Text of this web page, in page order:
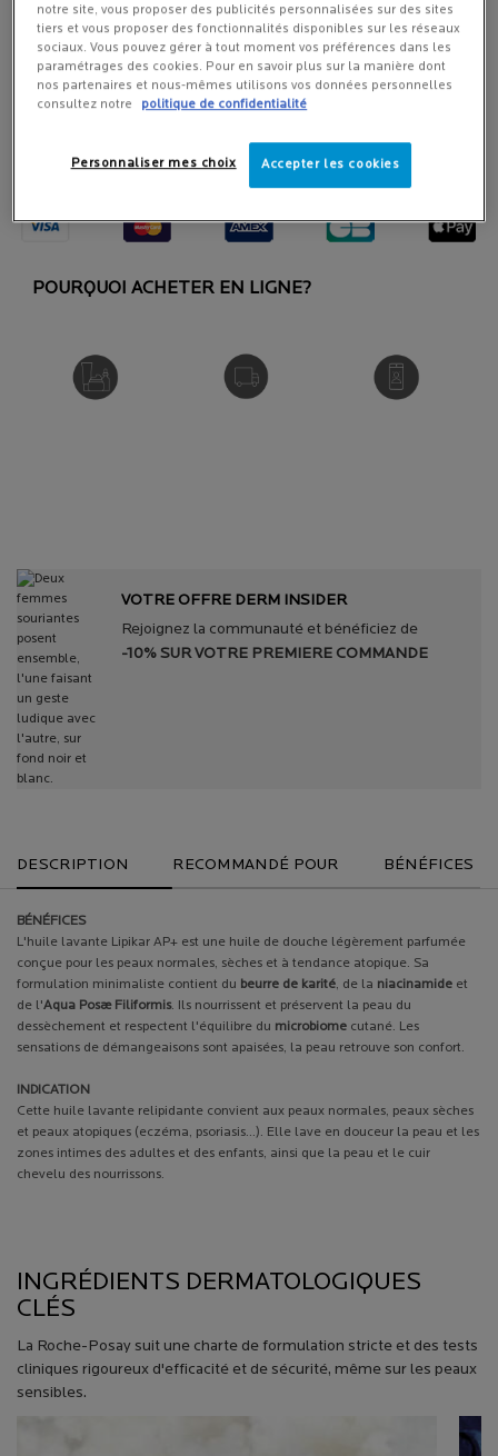
avec le code :ROUTINELIPIKAR
−
Quantité
+ LOADING ...
MODE DE PAIEMENT 100% SÉCURISÉ
POURQUOI ACHETER EN LIGNE?
VOTRE OFFRE DERM INSIDER
Rejoignez la communauté et bénéficiez de
-10% SUR VOTRE PREMIERE COMMANDE
DESCRIPTION RECOMMANDÉ POUR BÉNÉFICES
BÉNÉFICES
L'huile lavante Lipikar AP+ est une huile de douche légèrement parfumée
conçue pour les peaux normales, sèches et à tendance atopique. Sa
formulation minimaliste contient du beurre de karité, de la niacinamide et
de l'Aqua Posæ Filiformis. Ils nourrissent et préservent la peau du
dessèchement et respectent l'équilibre du microbiome cutané. Les
sensations de démangeaisons sont apaisées, la peau retrouve son confort.
INDICATION
Cette huile lavante relipidante convient aux peaux normales, peaux sèches
et peaux atopiques (eczéma, psoriasis...). Elle lave en douceur la peau et les
zones intimes des adultes et des enfants, ainsi que la peau et le cuir
chevelu des nourrissons.
PDP Product description section
INGRÉDIENTS DERMATOLOGIQUES CLÉS
INGRÉDIENTS DERMATOLOGIQUES
CLÉS
La Roche-Posay suit une charte de formulation stricte et des tests
cliniques rigoureux d'efficacité et de sécurité, même sur les peaux
sensibles.
notre site, vous proposer des publicités personnalisées sur des sites
tiers et vous proposer des fonctionnalités disponibles sur les réseaux
sociaux. Vous pouvez gérer à tout moment vos préférences dans les
paramétrages des cookies. Pour en savoir plus sur la manière dont
nos partenaires et nous-mêmes utilisons vos données personnelles
consultez notre
politique de confidentialité
Accepter les cookies
Personnaliser mes choix